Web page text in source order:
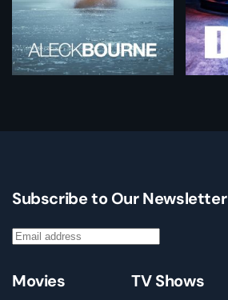
Subscribe to Our Newsletter
Movies TV Shows